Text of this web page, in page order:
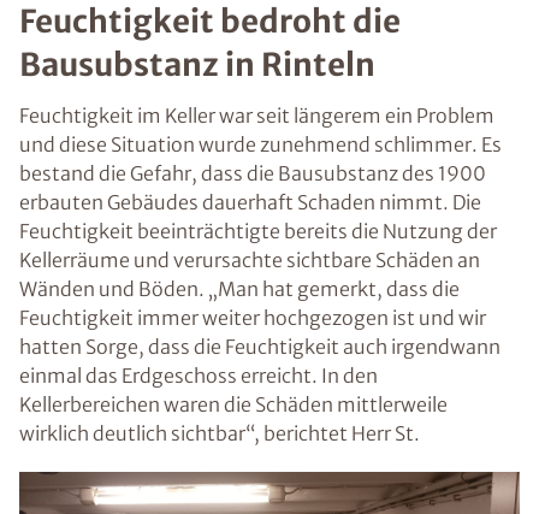
Feuchtigkeit bedroht die
Bausubstanz in Rinteln
Feuchtigkeit im Keller war seit längerem ein Problem
und diese Situation wurde zunehmend schlimmer. Es
bestand die Gefahr, dass die Bausubstanz des 1900
erbauten Gebäudes dauerhaft Schaden nimmt. Die
Feuchtigkeit beeinträchtigte bereits die Nutzung der
Kellerräume und verursachte sichtbare Schäden an
Wänden und Böden. „Man hat gemerkt, dass die
Feuchtigkeit immer weiter hochgezogen ist und wir
hatten Sorge, dass die Feuchtigkeit auch irgendwann
einmal das Erdgeschoss erreicht. In den
Kellerbereichen waren die Schäden mittlerweile
wirklich deutlich sichtbar“, berichtet Herr St.